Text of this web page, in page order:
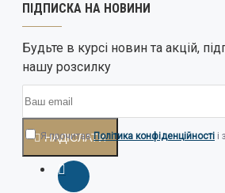
ПІДПИСКА НА НОВИНИ
Будьте в курсі новин та акцій,
нашу розсилку
НАДІСЛАТИ
Я прочитавПолітика конфіденційності і